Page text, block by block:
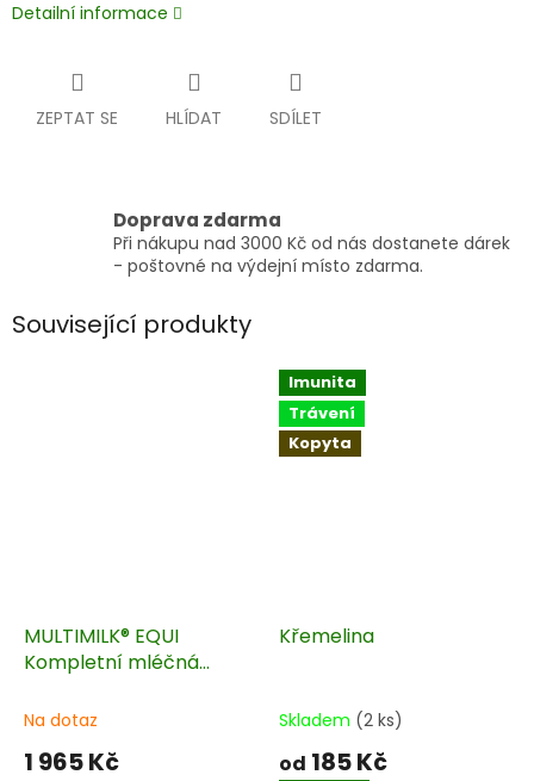
Detailní informace
ZEPTAT SE HLÍDAT SDÍLET
Doprava zdarma
Při nákupu nad 3000 Kč od nás dostanete dárek
- poštovné na výdejní místo zdarma.
Související produkty
MULTIMILK® EQUI
Kompletní mléčná
kg
Na dotaz
1 965 Kč
Imunita
Trávení
Kopyta
Křemelina
Skladem (2 ks)
od 185 Kč